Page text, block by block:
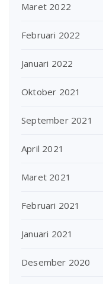
Maret 2022
Februari 2022
Januari 2022
Oktober 2021
September 2021
April 2021
Maret 2021
Februari 2021
Januari 2021
Desember 2020